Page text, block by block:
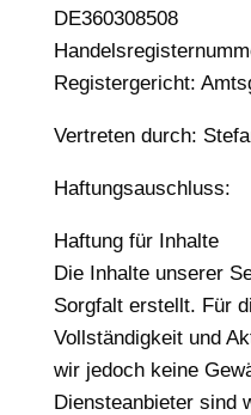
DE360308508
Registergericht:
Vertreten durch:
Haftungsauschluss:
Haftung für Inhalte
Die Inhalte unserer
Sorgfalt erstellt. Für
Vollständigkeit und
wir jedoch keine
Diensteanbieter sind